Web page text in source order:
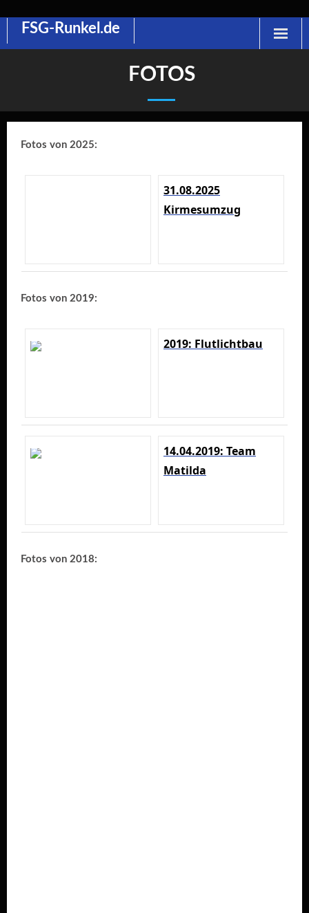
to
FSG-Runkel.de
FOTOS
Fotos von 2025:
31.08.2025
Kirmesumzug
Fotos von 2019:
2019: Flutlichtbau
14.04.2019: Team
Matilda
Fotos von 2018: